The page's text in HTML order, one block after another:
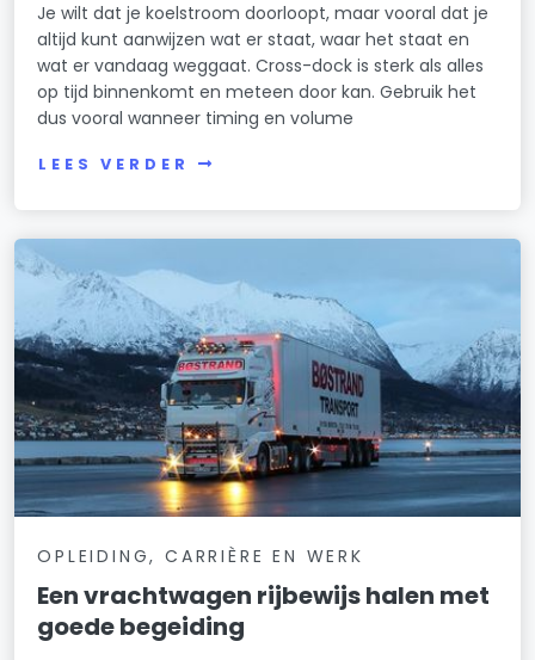
Je wilt dat je koelstroom doorloopt, maar vooral dat je
altijd kunt aanwijzen wat er staat, waar het staat en
wat er vandaag weggaat. Cross-dock is sterk als alles
op tijd binnenkomt en meteen door kan. Gebruik het
dus vooral wanneer timing en volume
LEES VERDER
OPLEIDING, CARRIÈRE EN WERK
Een vrachtwagen rijbewijs halen met
goede begeiding